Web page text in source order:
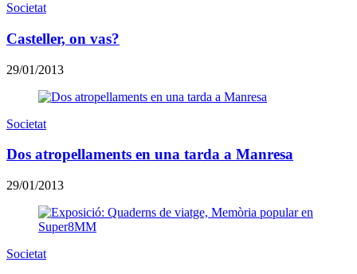
Societat
Casteller, on vas?
29/01/2013
Societat
Dos atropellaments en una tarda a Manresa
29/01/2013
Societat